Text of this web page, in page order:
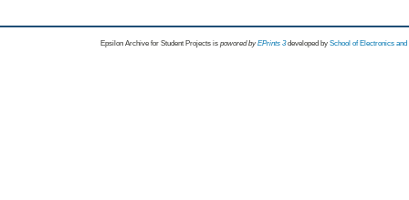
Epsilon Archive for Student Projects is powored byEPrints 3 developed by School of Electronics